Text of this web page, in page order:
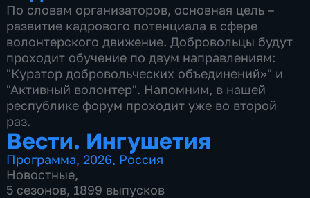
По словам организаторов, основная цель –
развитие кадрового потенциала в сфере
волонтерского движение. Добровольцы будут
проходит обучение по двум направлениям:
"Куратор добровольческих объединений»" и
"Активный волонтер". Напомним, в нашей
республике форум проходит уже во второй
раз.
Вести. Ингушетия
Программа,2026, Россия
Новостные,
5 сезонов, 1899 выпусков